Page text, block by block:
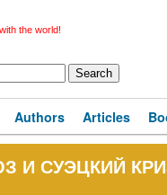
the world!
Authors Articles
И СУЭЦКИЙ